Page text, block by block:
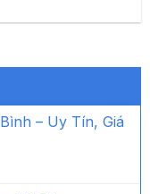
– Uy Tín, Giá